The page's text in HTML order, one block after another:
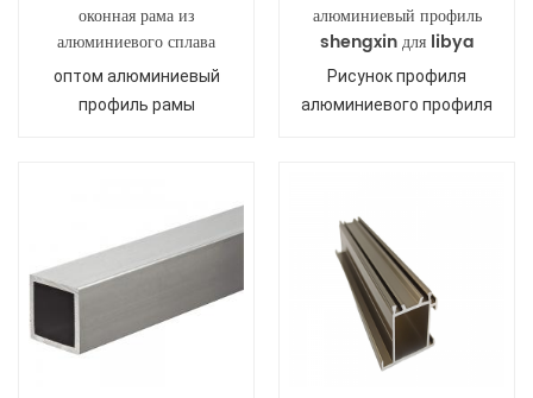
оконная рама из
алюминиевого сплава
оптом алюминиевый
профиль рамы
алюминиевый профиль
shengxin для libya
Рисунок профиля
алюминиевого профиля